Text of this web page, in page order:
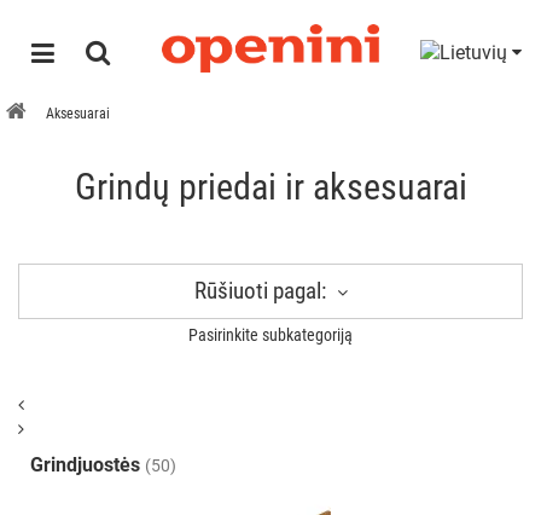
Aksesuarai
Grindų priedai ir aksesuarai
Rūšiuoti pagal:
Pasirinkite subkategoriją
Grindjuostės (50)